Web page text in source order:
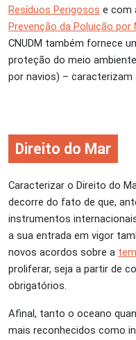
Resíduos Perigosos e com
Prevenção da Poluição por
CNUDM também fornece
proteção do meio
por navios) – caracterizam
Direito do Mar
Caracterizar o Direito do
decorre do fato de que,
instrumentos
a sua entrada em vigor
novos acordos sobre a
proliferar, seja a partir de
obrigatórios.
Afinal, tanto o oceano
mais reconhecidos como